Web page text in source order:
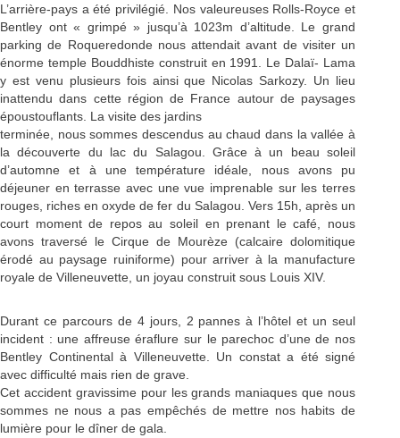
L’arrière-pays a été privilégié. Nos valeureuses Rolls-Royce et
Bentley ont « grimpé » jusqu’à 1023m d’altitude. Le grand
parking de Roqueredonde nous attendait avant de visiter un
énorme temple Bouddhiste construit en 1991. Le Dalaï- Lama
y est venu plusieurs fois ainsi que Nicolas Sarkozy. Un lieu
inattendu dans cette région de France autour de paysages
époustouflants. La visite des jardins
terminée, nous sommes descendus au chaud dans la vallée à
la découverte du lac du Salagou. Grâce à un beau soleil
d’automne et à une température idéale, nous avons pu
déjeuner en terrasse avec une vue imprenable sur les terres
rouges, riches en oxyde de fer du Salagou. Vers 15h, après un
court moment de repos au soleil en prenant le café, nous
avons traversé le Cirque de Mourèze (calcaire dolomitique
érodé au paysage ruiniforme) pour arriver à la manufacture
royale de Villeneuvette, un joyau construit sous Louis XIV.
Durant ce parcours de 4 jours, 2 pannes à l’hôtel et un seul
incident : une affreuse éraflure sur le parechoc d’une de nos
Bentley Continental à Villeneuvette. Un constat a été signé
avec difficulté mais rien de grave.
Cet accident gravissime pour les grands maniaques que nous
sommes ne nous a pas empêchés de mettre nos habits de
lumière pour le dîner de gala.